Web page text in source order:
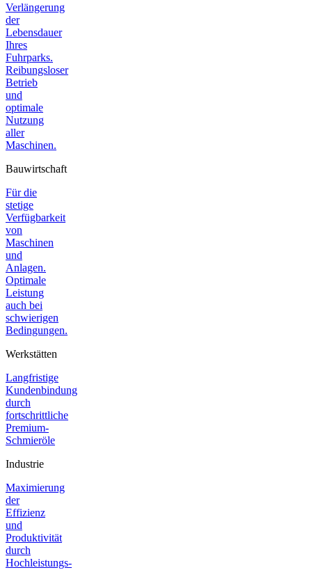
Verlängerung
der
Lebensdauer
Ihres
Fuhrparks.
Reibungsloser
Betrieb
und
optimale
Nutzung
aller
Maschinen.
Bauwirtschaft
Für die
stetige
Verfügbarkeit
von
Maschinen
und
Anlagen.
Optimale
Leistung
auch bei
schwierigen
Bedingungen.
Werkstätten
Langfristige
Kundenbindung
durch
fortschrittliche
Premium-
Schmieröle
Industrie
Maximierung
der
Effizienz
und
Produktivität
durch
Hochleistungs-